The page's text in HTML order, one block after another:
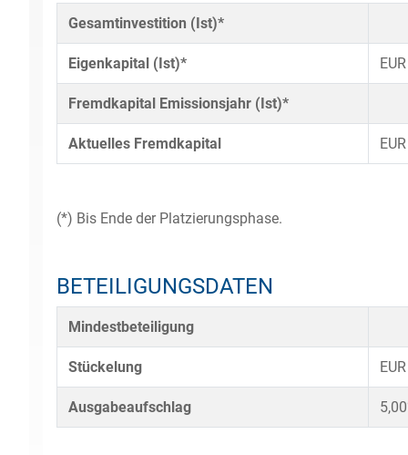
Gesamtinvestition (Ist)*
Eigenkapital (Ist)*
Fremdkapital Emissionsjahr (Ist)*
Aktuelles Fremdkapital
(*) Bis Ende der Platzierungsphase.
BETEILIGUNGSDATEN
Mindestbeteiligung
Stückelung
Ausgabeaufschlag